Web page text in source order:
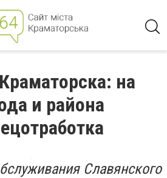
на
и района
Славянского